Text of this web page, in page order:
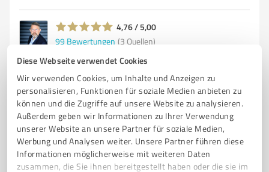
Diese Webseite verwendet Cookies
Wir verwenden Cookies, um Inhalte und Anzeigen zu
personalisieren, Funktionen für soziale Medien anbieten zu
können und die Zugriffe auf unsere Website zu analysieren.
Außerdem geben wir Informationen zu Ihrer Verwendung
unserer Website an unsere Partner für soziale Medien,
Werbung und Analysen weiter. Unsere Partner führen diese
Informationen möglicherweise mit weiteren Daten
zusammen, die Sie ihnen bereitgestellt haben oder die sie im
4,76 / 5,00
99 Bewertungen (3 Quellen)